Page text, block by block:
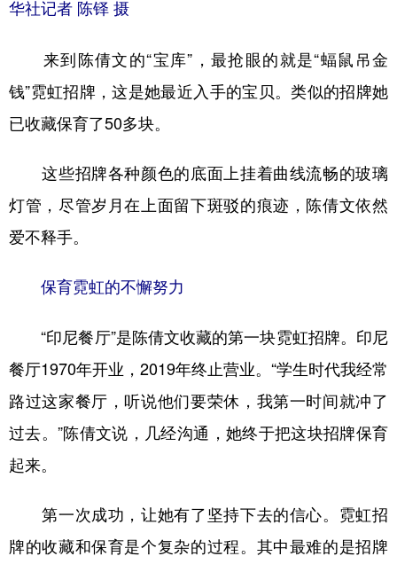
华社记者 陈铎 摄
来到陈倩文的“宝库”，最抢眼的就是“蝠鼠吊金
钱”霓虹招牌，这是她最近入手的宝贝。类似的招牌她
已收藏保育了50多块。
这些招牌各种颜色的底面上挂着曲线流畅的玻璃
灯管，尽管岁月在上面留下斑驳的痕迹，陈倩文依然
爱不释手。
保育霓虹的不懈努力
“印尼餐厅”是陈倩文收藏的第一块霓虹招牌。印尼
餐厅1970年开业，2019年终止营业。“学生时代我经常
路过这家餐厅，听说他们要荣休，我第一时间就冲了
过去。”陈倩文说，几经沟通，她终于把这块招牌保育
起来。
第一次成功，让她有了坚持下去的信心。霓虹招
牌的收藏和保育是个复杂的过程。其中最难的是招牌